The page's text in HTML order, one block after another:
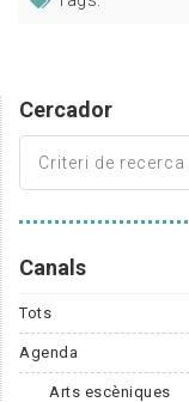
Cercador
Canals
Tots
Agenda
Arts escèniques